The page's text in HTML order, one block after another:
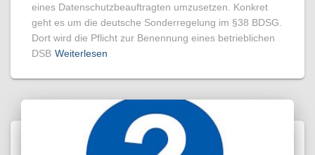
eines Datenschutzbeauftragten umzusetzen. Konkret
geht es um die deutsche Sonderregelung im §38 BDSG.
Dort wird die Pflicht zur Benennung eines betrieblichen
DSB Weiterlesen